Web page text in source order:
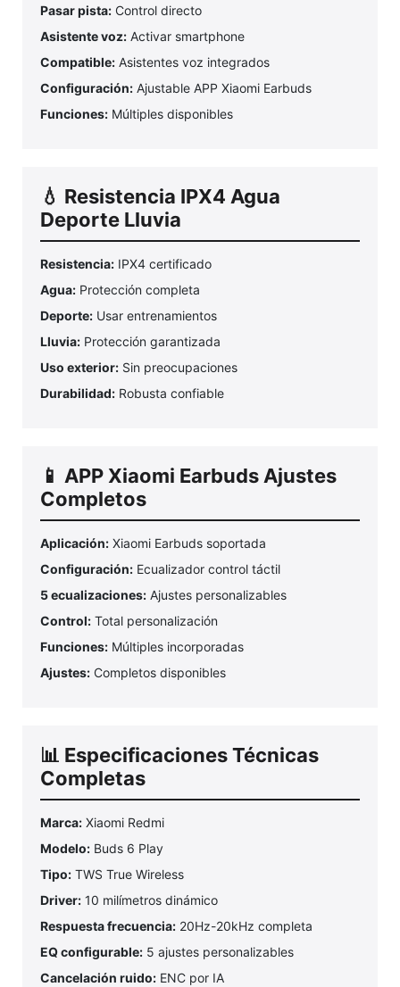
Pasar pista: Control directo
Asistente voz: Activar smartphone
Compatible: Asistentes voz integrados
Configuración: Ajustable APP Xiaomi Earbuds
Funciones: Múltiples disponibles
💧 Resistencia IPX4 Agua
Deporte Lluvia
Resistencia: IPX4 certificado
Agua: Protección completa
Deporte: Usar entrenamientos
Lluvia: Protección garantizada
Uso exterior: Sin preocupaciones
Durabilidad: Robusta confiable
📱 APP Xiaomi Earbuds Ajustes
Completos
Aplicación: Xiaomi Earbuds soportada
Configuración: Ecualizador control táctil
5 ecualizaciones: Ajustes personalizables
Control: Total personalización
Funciones: Múltiples incorporadas
Ajustes: Completos disponibles
📊 Especificaciones Técnicas
Completas
Marca: Xiaomi Redmi
Modelo: Buds 6 Play
Tipo: TWS True Wireless
Driver: 10 milímetros dinámico
Respuesta frecuencia: 20Hz-20kHz completa
EQ configurable: 5 ajustes personalizables
Cancelación ruido: ENC por IA